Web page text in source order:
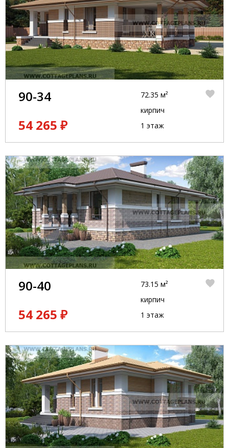
90-34
54 265 ₽
72.35 м²
кирпич
1 этаж
90-40
54 265 ₽
73.15 м²
кирпич
1 этаж